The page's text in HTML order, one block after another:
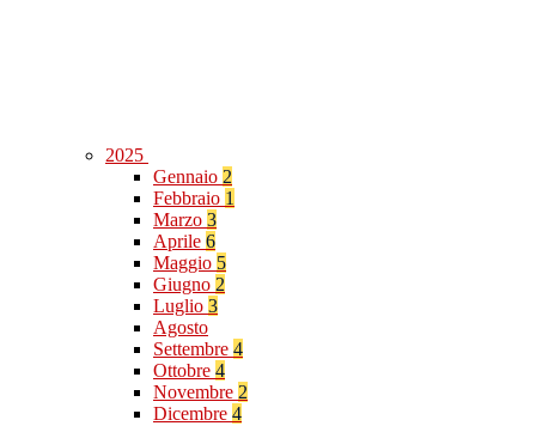
2025
Gennaio 2
Febbraio 1
Marzo 3
Aprile 6
Maggio 5
Giugno 2
Luglio 3
Agosto
Settembre 4
Ottobre 4
Novembre 2
Dicembre 4